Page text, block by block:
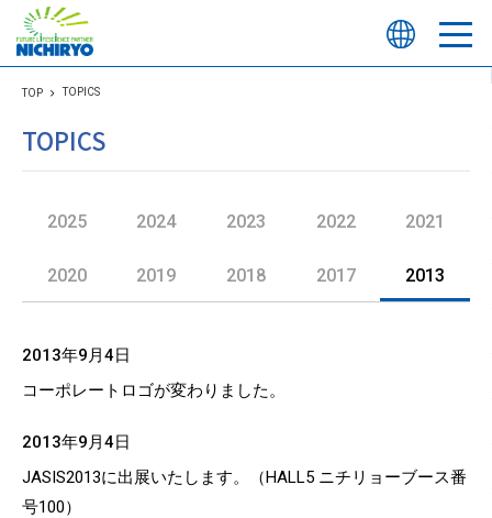
TOP TOPICS
TOPICS
2025 2024 2023 2022 2021
2020 2019 2018 2017 2013
2013年9月4日
コーポレートロゴが変わりました。
2013年9月4日
JASIS2013に出展いたします。（HALL5 ニチリョーブース番
号100）